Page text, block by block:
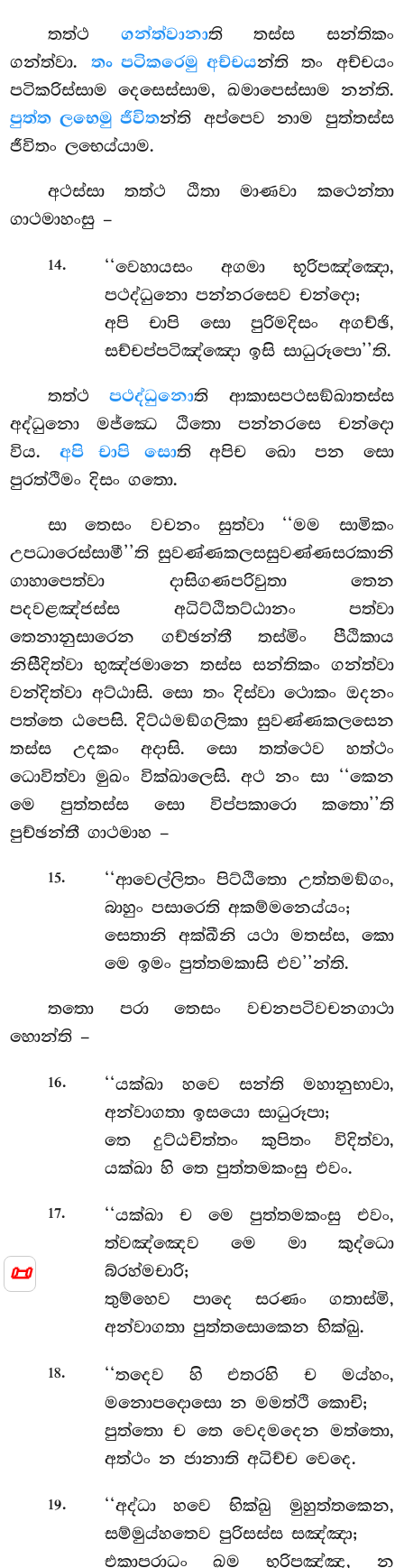
📜
තත්ථ ගන්ත්වානාති තස්ස සන්තිකං
ගන්ත්වා. තං පටිකරෙමු අච්චයන්ති තං අච්චයං
පටිකරිස්සාම දෙසෙස්සාම, ඛමාපෙස්සාම නන්ති.
පුත්ත ලභෙමු ජීවිතන්ති අප්පෙව නාම පුත්තස්ස
ජීවිතං ලභෙය්යාම.
අථස්සා තත්ථ ඨිතා මාණවා කථෙන්තා
ගාථමාහංසු –
14.
‘‘වෙහායසං අගමා භූරිපඤ්ඤො,
පථද්ධුනො පන්නරසෙව චන්දො;
අපි චාපි සො පුරිමදිසං අගච්ඡි,
සච්චප්පටිඤ්ඤො ඉසි සාධුරූපො’’ති.
තත්ථපථද්ධුනොති ආකාසපථසඞ්ඛාතස්ස
අද්ධුනො මජ්ඣෙ ඨිතො පන්නරසෙ චන්දො
විය.අපි චාපි සොති අපිච ඛො පන සො
පුරත්ථිමං දිසං ගතො.
සා තෙසං වචනං සුත්වා ‘‘මම සාමිකං
උපධාරෙස්සාමී’’ති සුවණ්ණකලසසුවණ්ණසරකානි
ගාහාපෙත්වා දාසිගණපරිවුතා තෙන
පදවළඤ්ජස්ස අධිට්ඨිතට්ඨානං පත්වා
තෙනානුසාරෙන ගච්ඡන්තී තස්මිං පීඨිකාය
නිසීදිත්වා භුඤ්ජමානෙ තස්ස සන්තිකං ගන්ත්වා
වන්දිත්වා අට්ඨාසි. සො තං දිස්වා ථොකං ඔදනං
පත්තෙ ඨපෙසි. දිට්ඨමඞ්ගලිකා සුවණ්ණකලසෙන
තස්ස උදකං අදාසි. සො තත්ථෙව හත්ථං
ධොවිත්වා මුඛං වික්ඛාලෙසි. අථ නං සා ‘‘කෙන
මෙ පුත්තස්ස සො විප්පකාරො කතො’’ති
පුච්ඡන්තී ගාථමාහ –
15.
‘‘ආවෙල්ලිතං පිට්ඨිතො උත්තමඞ්ගං,
බාහුං පසාරෙති අකම්මනෙය්යං;
සෙතානි අක්ඛීනි යථා මතස්ස, කො
මෙ ඉමං පුත්තමකාසි එව’’න්ති.
තතො පරා තෙසං වචනපටිවචනගාථා
හොන්ති –
16.
‘‘යක්ඛා හවෙ සන්ති මහානුභාවා,
අන්වාගතා ඉසයො සාධුරූපා;
තෙ දුට්ඨචිත්තං කුපිතං විදිත්වා,
යක්ඛා හි තෙ පුත්තමකංසු එවං.
17. ‘‘යක්ඛා ච මෙ පුත්තමකංසු එවං,
ත්වඤ්ඤෙව මෙ මා කුද්ධො
බ්රහ්මචාරි;
තුම්හෙව පාදෙ සරණං ගතාස්මි,
අන්වාගතා පුත්තසොකෙන භික්ඛු.
18.
‘‘තදෙව හි එතරහි ච මය්හං,
මනොපදොසො න මමත්ථි කොචි;
පුත්තො ච තෙ වෙදමදෙන මත්තො,
අත්ථං න ජානාති අධිච්ච වෙදෙ.
19.
‘‘අද්ධා හවෙ භික්ඛු මුහුත්තකෙන,
සම්මුය්හතෙව පුරිසස්ස සඤ්ඤා;
එකාපරාධං ඛම භූරිපඤ්ඤ, න